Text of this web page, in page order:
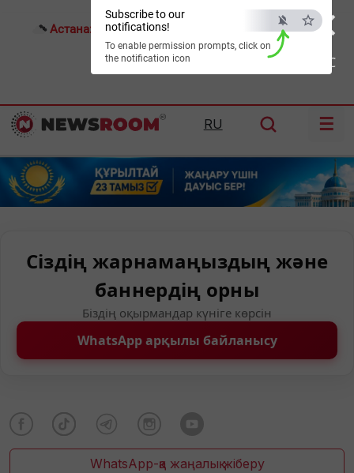
×
ESC
Subscribe to our
notifications!
To enable permission prompts, click on
the notification icon
Астана: 25°C Алматы: Шымкент:34°C
RU ☰
Сіздің жарнамаңыздың және
баннердің орны
Біздің оқырмандар күніге көрсін
WhatsApp арқылы байланысу
WhatsApp-қа жаңалық жіберу